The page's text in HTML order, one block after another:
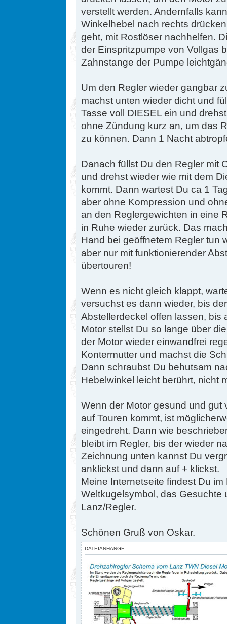
verstellt werden. Andernfalls
Winkelhebel nach rechts
geht, mit Rostlöser nachhelfen.
der Einspritzpumpe von Vollgas
Zahnstange der Pumpe
Um den Regler wieder gangbar
machst unten wieder dicht und
Tasse voll DIESEL ein und
ohne Zündung kurz an, um das
zu können. Dann 1 Nacht
Danach füllst Du den Regler mit
und drehst wieder wie mit dem
kommt. Dann wartest Du ca 1
aber ohne Kompression und
an den Reglergewichten in eine
in Ruhe wieder zurück. Das
Hand bei geöffnetem Regler tun
aber nur mit funktionierender
übertouren!
Wenn es nicht gleich klappt,
versuchst es dann wieder, bis
Abstellerdeckel offen lassen, bis
Motor stellst Du so lange über
der Motor wieder einwandfrei
Kontermutter und machst die
Dann schraubst Du behutsam
Hebelwinkel leicht berührt, nicht
Wenn der Motor gesund und gut
auf Touren kommt, ist
eingedreht. Dann wie
bleibt im Regler, bis der wieder
Zeichnung unten kannst Du
anklickst und dann auf + klickst.
Meine Internetseite findest Du
Weltkugelsymbol, das Gesuchte
Lanz/Regler.
Schönen Gruß von Oskar.
DATEIANHÄNGE